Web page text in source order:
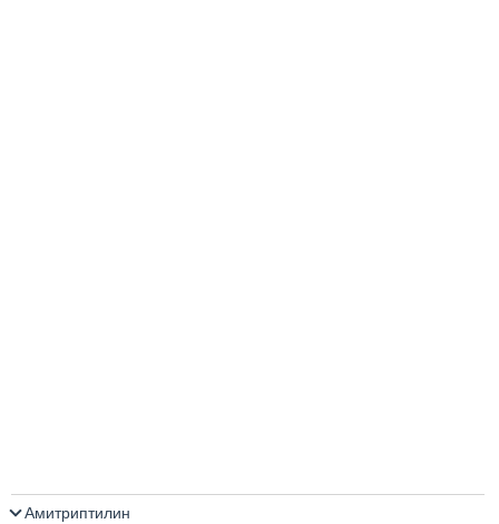
Амитриптилин